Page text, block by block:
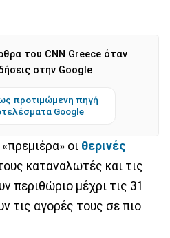
του CNN Greece όταν
στην Google
προτιμώμενη πηγή
Google
οι θερινές
καταναλωτές και τις
περιθώριο μέχρι τις 31
τις αγορές τους σε πιο